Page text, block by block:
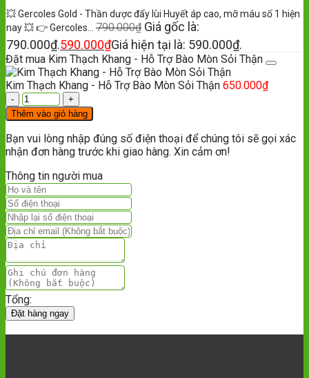
💥 Gercoles Gold - Thần dược đẩy lùi Huyết áp cao, mỡ máu số 1 hiện
nay 💥 👉 Gercoles… 790.000₫ Giá gốc là:
790.000₫.590.000₫Giá hiện tại là: 590.000₫.
Đặt mua Kim Thạch Khang - Hỗ Trợ Bào Mòn Sỏi Thận
Kim Thạch Khang - Hỗ Trợ Bào Mòn Sỏi Thận 650.000₫
Thêm vào giỏ hàng
Bạn vui lòng nhập đúng số điện thoại để chúng tôi sẽ gọi xác
nhận đơn hàng trước khi giao hàng. Xin cảm ơn!
Thông tin người mua
Tổng:
Đặt hàng ngay